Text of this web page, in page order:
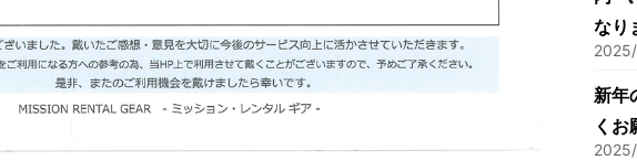
なり
新年
くお